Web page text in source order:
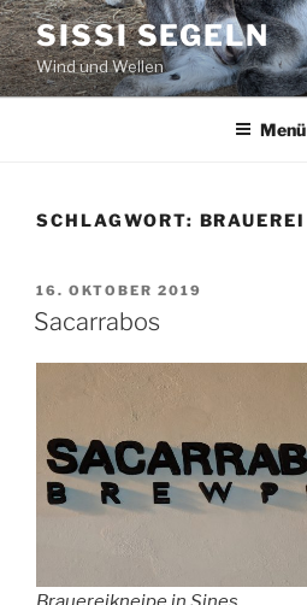
Zum
Inhalt
springen
SISSI SEGELN
Wind und Wellen
Menü
SCHLAGWORT: BRAUEREI
VERÖFFENTLICHT
AM
16. OKTOBER 2019
Sacarrabos